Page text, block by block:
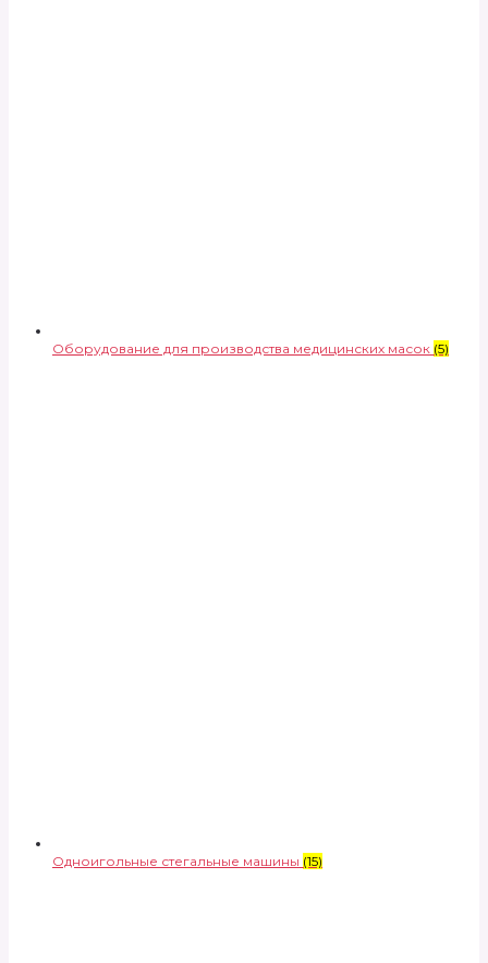
Оборудование для производства медицинских масок (5)
Одноигольные стегальные машины (15)